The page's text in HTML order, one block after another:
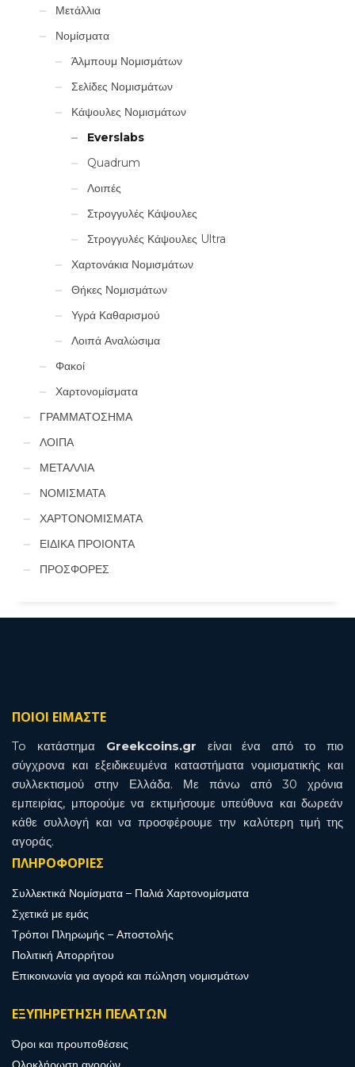
Μετάλλια
Νομίσματα
Άλμπουμ Νομισμάτων
Σελίδες Νομισμάτων
Κάψουλες Νομισμάτων
Everslabs
Quadrum
Λοιπές
Στρογγυλές Κάψουλες
Στρογγυλές Κάψουλες Ultra
Χαρτονάκια Νομισμάτων
Θήκες Νομισμάτων
Υγρά Καθαρισμού
Λοιπά Αναλώσιμα
Φακοί
Χαρτονομίσματα
ΓΡΑΜΜΑΤΟΣΗΜΑ
ΛΟΙΠΑ
ΜΕΤΑΛΛΙΑ
ΝΟΜΙΣΜΑΤΑ
ΧΑΡΤΟΝΟΜΙΣΜΑΤΑ
ΕΙΔΙΚΑ ΠΡΟΙΟΝΤΑ
ΠΡΟΣΦΟΡΕΣ
ΠΟΙΟΙ ΕΙΜΑΣΤΕ
To κατάστημα Greekcoins.gr είναι ένα από το πιο
σύγχρονα και εξειδικευμένα καταστήματα νομισματικής και
συλλεκτισμού στην Ελλάδα. Με πάνω από 30 χρόνια
εμπειρίας, μπορούμε να εκτιμήσουμε υπεύθυνα και δωρεάν
κάθε συλλογή και να προσφέρουμε την καλύτερη τιμή της
αγοράς.
ΠΛΗΡΟΦΟΡΙΕΣ
Συλλεκτικά Νομίσματα – Παλιά Χαρτονομίσματα
Σχετικά με εμάς
Τρόποι Πληρωμής – Αποστολής
Πολιτική Απορρήτου
Επικοινωνία για αγορά και πώληση νομισμάτων
ΕΞΥΠΗΡΕΤΗΣΗ ΠΕΛΑΤΩΝ
Όροι και προυποθέσεις